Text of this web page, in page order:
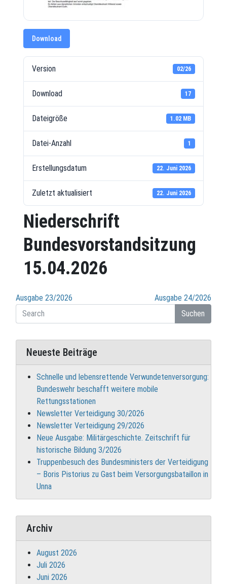
Download
Version 02/26
Download 17
Dateigröße 1.02 MB
Datei-Anzahl 1
Erstellungsdatum 22. Juni 2026
Zuletzt aktualisiert 22. Juni 2026
Niederschrift
Bundesvorstandsitzung
15.04.2026
Beitragsnavigation
Ausgabe 23/2026
Ausgabe 24/2026
Suchen
Neueste Beiträge
Schnelle und lebensrettende Verwundetenversorgung:
Bundeswehr beschafft weitere mobile
Rettungsstationen
Newsletter Verteidigung 30/2026
Newsletter Verteidigung 29/2026
Neue Ausgabe: Militärgeschichte. Zeitschrift für
historische Bildung 3/2026
Truppenbesuch des Bundesministers der Verteidigung
– Boris Pistorius zu Gast beim Versorgungsbataillon in
Unna
Archiv
August 2026
Juli 2026
Juni 2026